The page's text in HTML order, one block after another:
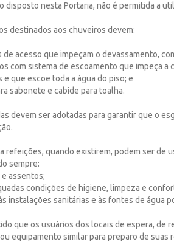
disposto nesta Portaria, não é permitida a
destinados aos chuveiros devem:
de acesso que impeçam o devassamento,
com sistema de escoamento que impeça a
que escoe toda a água do piso; e
sabonete e cabide para toalha.
devem ser adotadas para garantir que o
refeições, quando existirem, podem ser de
sempre:
assentos;
condições de higiene, limpeza e
instalações sanitárias e às fontes de água
que os usuários dos locais de espera, de
equipamento similar para preparo de suas